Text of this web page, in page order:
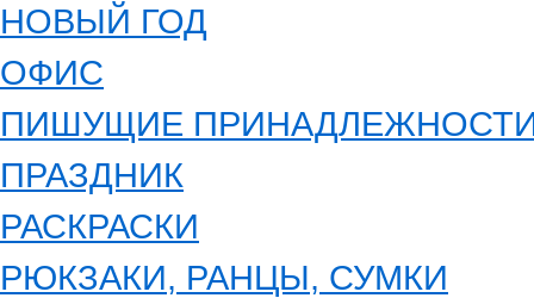
НОВЫЙ ГОД
ОФИС
ПИШУЩИЕ
ПРАЗДНИК
РАСКРАСКИ
РЮКЗАКИ, РАНЦЫ, СУМКИ